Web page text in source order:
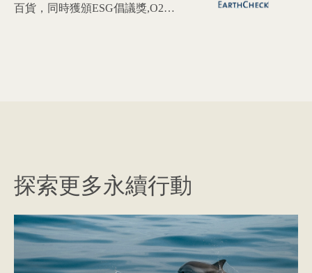
百貨，同時獲頒ESG倡議獎,O2O
探索更多永續行動